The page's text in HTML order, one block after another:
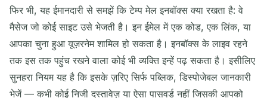
फिर भी, यह ईमानदारी से समझें कि टेम्प मेल इनबॉक्स क्या रखता है: वे
मैसेज जो कोई साइट उसे भेजती है। इन ईमेल में एक कोड, एक लिंक, या
आपका चुना हुआ यूज़रनेम शामिल हो सकता है। इनबॉक्स के लाइव रहने
तक इस तक पहुंच रखने वाला कोई भी व्यक्ति इन्हें पढ़ सकता है। इसीलिए
सुनहरा नियम यह है कि इसके ज़रिए सिर्फ पब्लिक, डिस्पोजेबल जानकारी
भेजें — कभी कोई निजी दस्तावेज़ या ऐसा पासवर्ड नहीं जिसकी आपको